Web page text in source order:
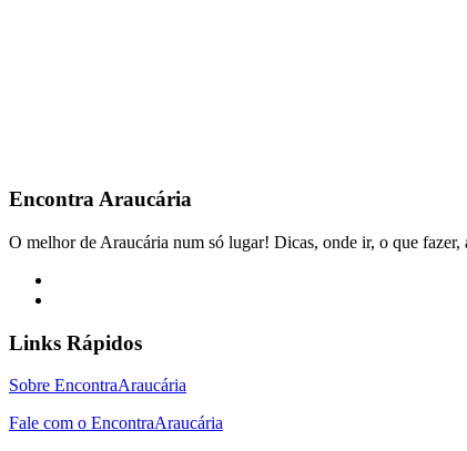
EncontraAraucária
O melhor de Araucária num só lugar! Dicas, onde ir, o que
Links Rápidos
Sobre EncontraAraucária
Fale com o EncontraAraucária